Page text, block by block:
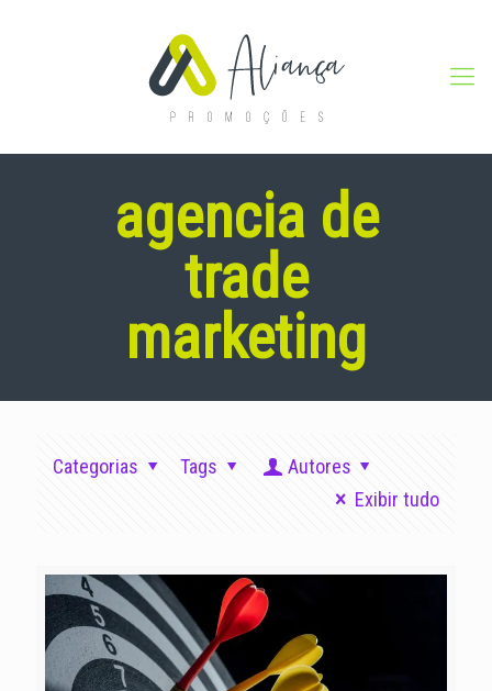
agencia de
trade
marketing
Categorias Tags
Autores
Exibir tudo